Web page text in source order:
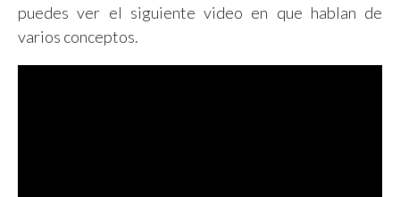
puedes ver el siguiente video en que hablan de
varios conceptos.